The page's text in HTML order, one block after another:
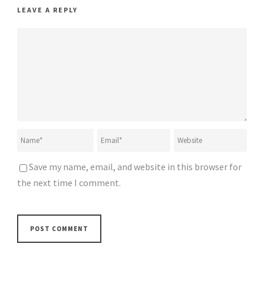
LEAVE A REPLY
Save my name, email, and website in this browser for
the next time I comment.